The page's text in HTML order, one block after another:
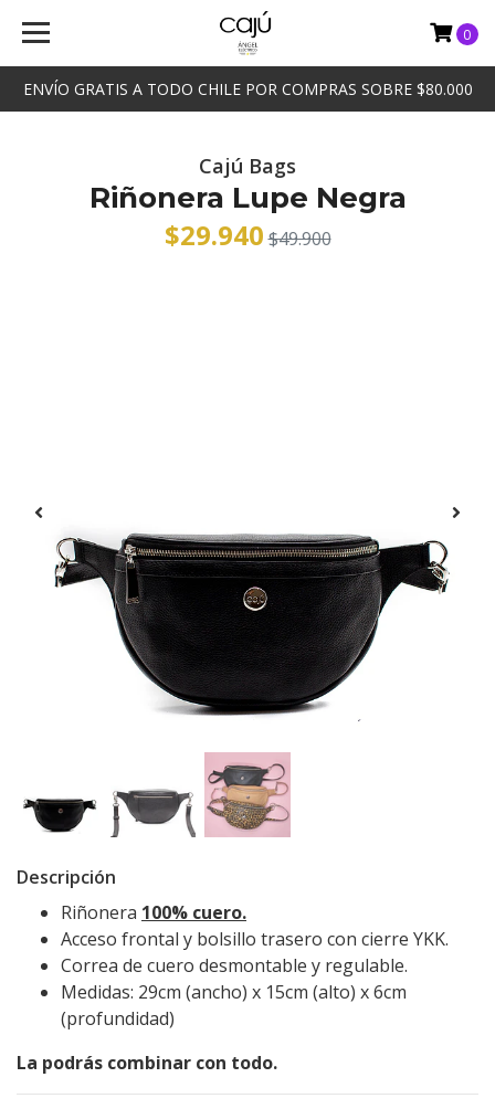
ENVÍO GRATIS A TODO CHILE POR COMPRAS SOBRE $80.000
0
Cajú Bags
Riñonera Lupe Negra
$29.940 $49.900
Descripción
Riñonera 100% cuero.
Acceso frontal y bolsillo trasero con cierre YKK.
Correa de cuero desmontable y regulable.
Medidas: 29cm (ancho) x 15cm (alto) x 6cm
(profundidad)
La podrás combinar con todo.